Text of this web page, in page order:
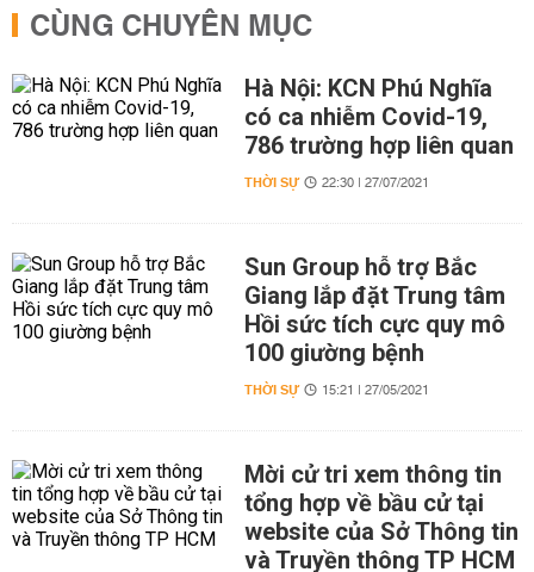
CÙNG CHUYÊN MỤC
Hà Nội: KCN Phú Nghĩa
có ca nhiễm Covid-19,
786 trường hợp liên quan
THỜI SỰ 22:30 | 27/07/2021
Sun Group hỗ trợ Bắc
Giang lắp đặt Trung tâm
Hồi sức tích cực quy mô
100 giường bệnh
THỜI SỰ 15:21 | 27/05/2021
Mời cử tri xem thông tin
tổng hợp về bầu cử tại
website của Sở Thông tin
và Truyền thông TP HCM